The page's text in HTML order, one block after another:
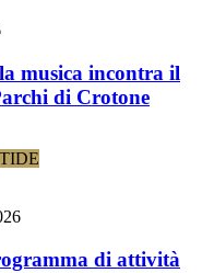
musica incontra il
di Crotone
di attività